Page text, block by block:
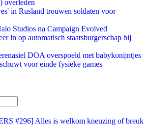
overleden
in Rusland trouwen soldaten voor
Studios na Campaign Evolved
in op automatisch staatsburgerschap bij
DOA overspoeld met babykonijntjes
voor einde fysieke games
#296] Alles is welkom kneuzing of breuk